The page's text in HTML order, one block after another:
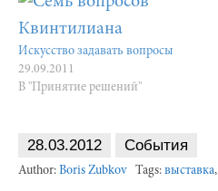
Искусство задавать вопросы
29.09.2011
В "Принятие решений"
28.03.2012 События
Author: Boris Zubkov Tags: выставка,